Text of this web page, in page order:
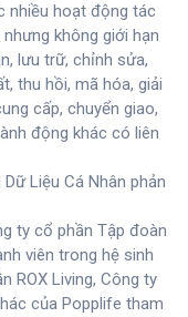
nhiều hoạt động tác
không giới hạn
lưu trữ, chỉnh sửa,
thu hồi, mã hóa, giải
cấp, chuyển giao,
động khác có liên
Liệu Cá Nhân phản
ty cổ phần Tập đoàn
viên trong hệ sinh
ROX Living, Công ty
của Popplife tham